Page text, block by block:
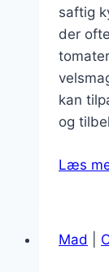
saftig
der
kan
og
Læs
Mad